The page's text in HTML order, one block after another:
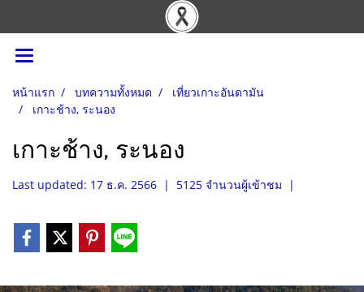
หน้าแรก บทความทั้งหมด
เที่ยวเกาะอันดามัน
เกาะช้าง, ระนอง
เกาะช้าง, ระนอง
Last updated: 17 ธ.ค. 2566 | 5125 จำนวนผู้เข้าชม |